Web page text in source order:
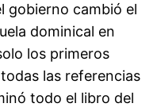
gobierno cambió el
dominical en
los primeros
las referencias
todo el libro del